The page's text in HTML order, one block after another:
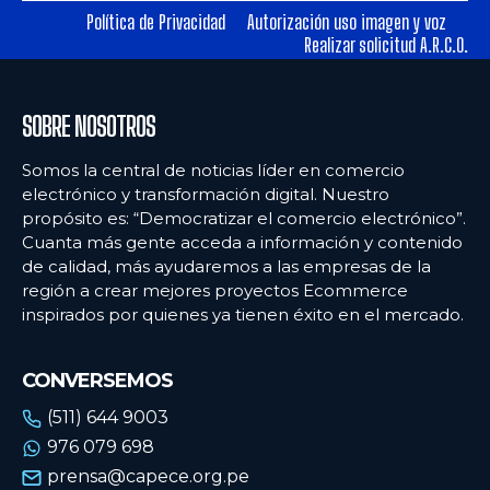
Ecommercenews
ARGENTINA
BOLIVIA
CHILE
COLOMBIA
ECUADOR
URUGUAY
VENEZUELA
Ecommercenews
ARGENTINA
BOLIVIA
CHILE
COLOMBIA
ECUADOR
URUGUAY
VENEZUELA
Política de Privacidad
Autorización uso imagen y voz
Realizar solicitud A.R.C.O.
SOBRE NOSOTROS
Somos la central de noticias líder en comercio
electrónico y transformación digital. Nuestro
propósito es: “Democratizar el comercio electrónico”.
Cuanta más gente acceda a información y contenido
de calidad, más ayudaremos a las empresas de la
región a crear mejores proyectos Ecommerce
inspirados por quienes ya tienen éxito en el mercado.
CONVERSEMOS
(511) 644 9003
976 079 698
prensa@capece.org.pe